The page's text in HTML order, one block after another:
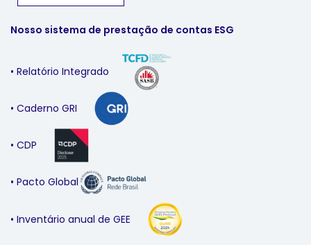
Nosso sistema de prestação de contas ESG
• Relatório Integrado
• Caderno GRI
• CDP
• Pacto Global
• Inventário anual de GEE